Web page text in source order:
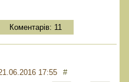
Коментарів: 11
17:55 #